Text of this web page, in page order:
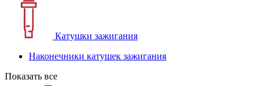
Катушки зажигания
Наконечники катушек зажигания
Показать все